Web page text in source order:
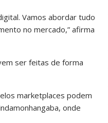
Vamos abordar tudo
no mercado,” afirma
ser feitas de forma
marketplaces podem
onde